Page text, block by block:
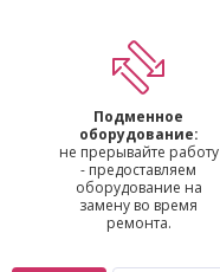
Подменное
оборудование:
не прерывайте работу
- предоставляем
оборудование на
замену во время
ремонта.